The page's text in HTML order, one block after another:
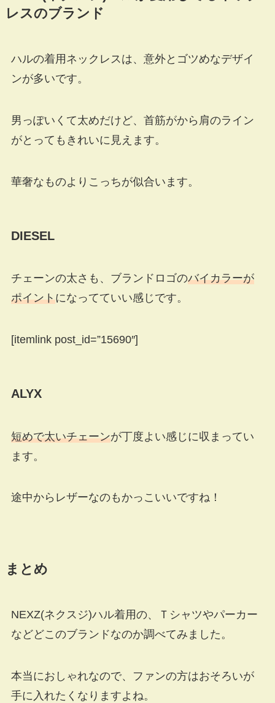
レスのブランド
ハルの着用ネックレスは、意外とゴツめなデザイ
ンが多いです。
男っぽいくて太めだけど、首筋がから肩のライン
がとってもきれいに見えます。
華奢なものよりこっちが似合います。
DIESEL
チェーンの太さも、ブランドロゴのバイカラーが
ポイントになってていい感じです。
[itemlink post_id=”15690″]
ALYX
短めで太いチェーンが丁度よい感じに収まってい
ます。
途中からレザーなのもかっこいいですね！
まとめ
NEXZ(ネクスジ)ハル着用の、Ｔシャツやパーカー
などどこのブランドなのか調べてみました。
本当におしゃれなので、ファンの方はおそろいが
手に入れたくなりますよね。